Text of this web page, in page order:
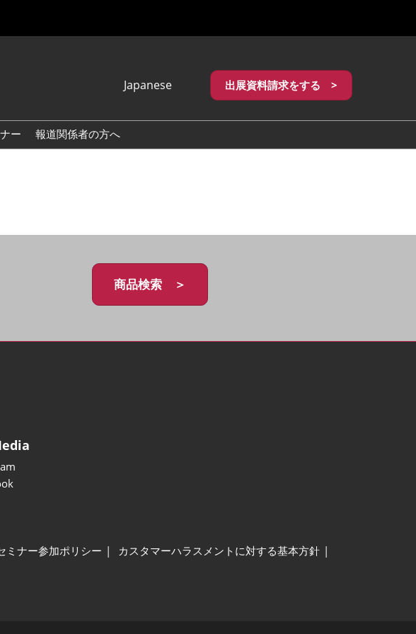
Japanese
English
繁體中文
出展資料請求をする >
ー 報道関係者の方へ
商品検索 ＞
ミナー参加ポリシー
カスタマーハラスメントに対する基本方針